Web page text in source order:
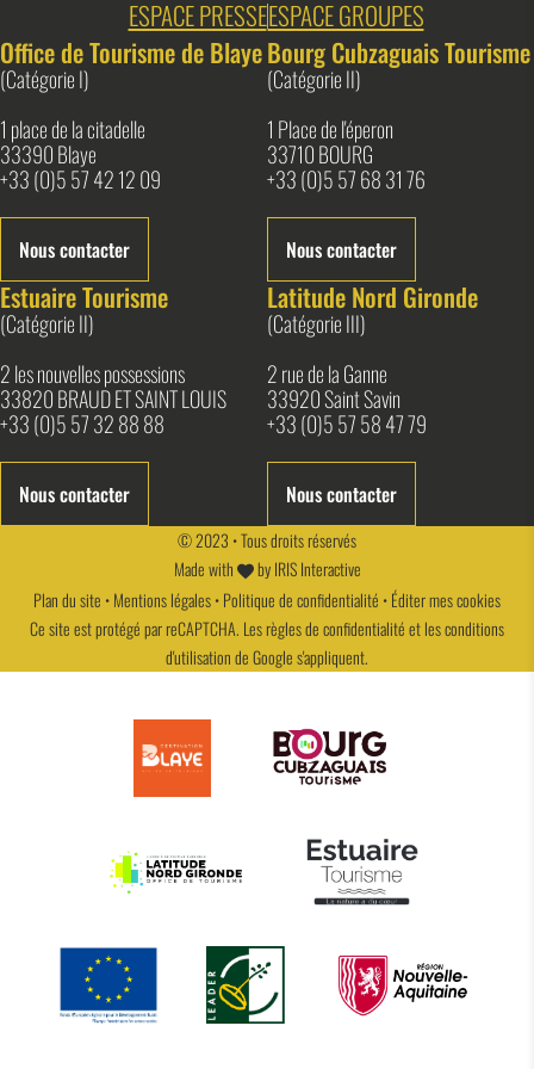
ESPACE PRESSEESPACE GROUPES
Office de Tourisme de Blaye
(Catégorie I)
1 place de la citadelle
33390 Blaye
+33 (0)5 57 42 12 09
Nous contacter
Bourg Cubzaguais Tourisme
(Catégorie II)
1 Place de l'éperon
33710 BOURG
+33 (0)5 57 68 31 76
Nous contacter
Estuaire Tourisme
(Catégorie II)
2 les nouvelles possessions
33820 BRAUD ET SAINT LOUIS
+33 (0)5 57 32 88 88
Nous contacter
Latitude Nord Gironde
(Catégorie III)
2 rue de la Ganne
33920 Saint Savin
+33 (0)5 57 58 47 79
Nous contacter
© 2023 • Tous droits réservés
Made with
byIRIS Interactive
Plan du site •Mentions légales•Politique de confidentialité •Éditer mes cookies
Ce site est protégé par reCAPTCHA. Lesrègles de confidentialitéet lesconditions
d'utilisationde Google s'appliquent.